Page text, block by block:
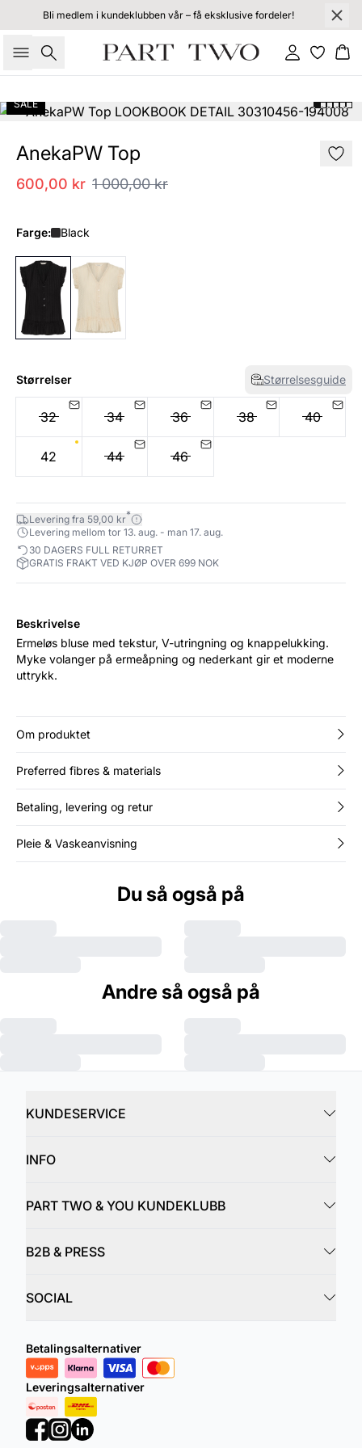
Bli medlem i kundeklubben vår – få eksklusive fordeler!
Søk Logg inn
SALE
AnekaPW Top
600,00 kr 1 000,00 kr
Farge: Black
Størrelser Størrelsesguide
32 34 36 38 40
42 44 46
Levering fra 59,00 kr*
Levering mellom tor 13. aug. - man 17. aug.
30 DAGERS FULL RETURRET
GRATIS FRAKT VED KJØP OVER 699 NOK
Beskrivelse
Ermeløs bluse med tekstur, V-utringning og knappelukking.
Myke volanger på ermeåpning og nederkant gir et moderne
uttrykk.
Om produktet
Preferred fibres & materials
Betaling, levering og retur
Pleie & Vaskeanvisning
Du så også på
Andre så også på
KUNDESERVICE
INFO
PART TWO & YOU KUNDEKLUBB
B2B & PRESS
SOCIAL
Betalingsalternativer
Leveringsalternativer